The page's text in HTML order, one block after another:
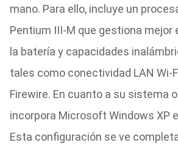
mano. Para ello, incluye un
Pentium III-M que gestiona mejor
la batería y capacidades
tales como conectividad LAN Wi-
Firewire. En cuanto a su sistema
incorpora Microsoft Windows XP
Esta configuración se ve